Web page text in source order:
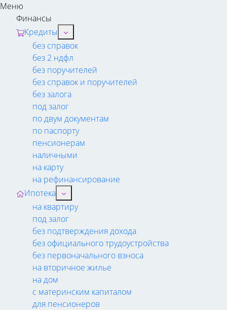
Меню
Финансы
Кредиты
без справок
без 2 ндфл
без поручителей
без справок и поручителей
без залога
под залог
по двум документам
по паспорту
пенсионерам
наличными
на карту
на рефинансирование
Ипотека
на квартиру
под залог
без подтверждения дохода
без официального трудоустройства
без первоначального взноса
на вторичное жилье
на дом
с материнским капиталом
для пенсионеров